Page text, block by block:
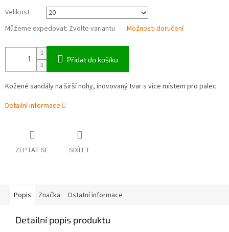
cena:
Velikost
Můžeme expedovat: Zvolte variantu Možnosti doručení
Přidat do košíku
Kožené sandályna širší nohy, inovovaný tvar s více místem pro palec
Detailní informace
ZEPTAT SE SDÍLET
Popis Značka Ostatní informace
Detailní popis produktu